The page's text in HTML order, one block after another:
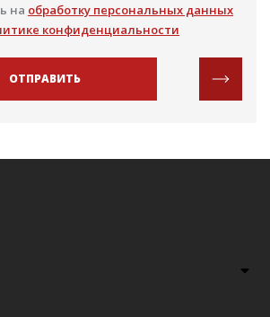
на обработку персональных данных
конфиденциальности
ОТПРАВИТЬ